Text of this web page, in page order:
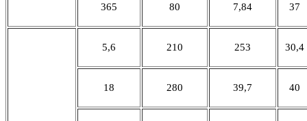
365 80 7,84 37
5,6 210 253 30,4
18 280 39,7 40